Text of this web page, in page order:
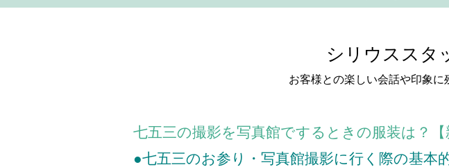
シリウススタ
お客様との楽しい会話や印象に
七五三の撮影を写真館でするときの服装は？【
●七五三のお参り・写真館撮影に行く際の基本